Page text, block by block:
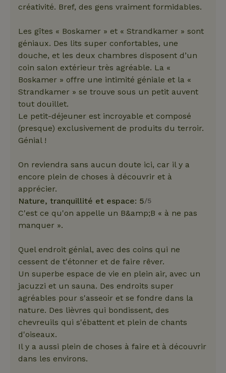
créativité. Bref, des gens vraiment formidables.
Les gîtes « Boskamer » et « Strandkamer » sont
géniaux. Des lits super confortables, une
douche, et les deux chambres disposent d’un
coin salon extérieur très agréable. La «
Boskamer » offre une intimité géniale et la «
Strandkamer » se trouve sous un petit auvent
tout douillet.
Le petit-déjeuner est incroyable et composé
(presque) exclusivement de produits du terroir.
Génial !
On reviendra sans aucun doute ici, car il y a
encore plein de choses à découvrir et à
apprécier.
Nature, tranquillité et espace: 5/5
C'est ce qu'on appelle un B&amp;B « à ne pas
manquer ».
Quel endroit génial, avec des coins qui ne
cessent de t'étonner et de faire rêver.
Un superbe espace de vie en plein air, avec un
jacuzzi et un sauna. Des endroits super
agréables pour s'asseoir et se fondre dans la
nature. Des lièvres qui bondissent, des
chevreuils qui s'ébattent et plein de chants
d'oiseaux.
Il y a aussi plein de choses à faire et à découvrir
dans les environs.